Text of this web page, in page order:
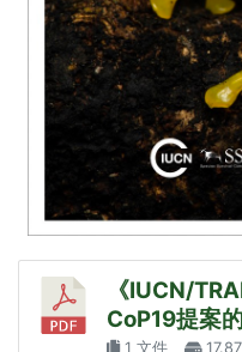
《IUCN/
CoP19提案
1 文件